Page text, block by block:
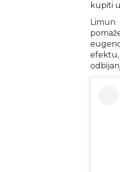
kupiti
Limun